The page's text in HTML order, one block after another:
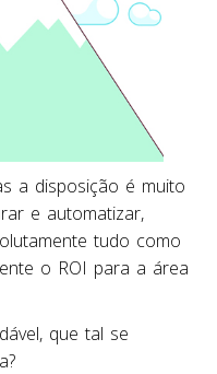
a disposição é muito
e automatizar,
tudo como
o ROI para a área
que tal se